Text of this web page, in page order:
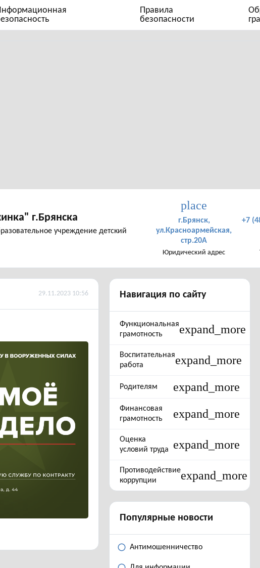
Правила
безопасности
г.Брянска
учреждение детский
place
г.Брянск,
ул.Красноармейская,
стр.20А
Юридический адрес
+7
29.11.2023 10:56 Навигация по сайту
Функциональная
грамотность
expand_more
Воспитательная
работа
expand_more
Родителям expand_more
Финансовая
грамотность
expand_more
Оценка
условий труда
expand_more
Противодействие
коррупции
expand_more
Популярные новости
Антимошенничество